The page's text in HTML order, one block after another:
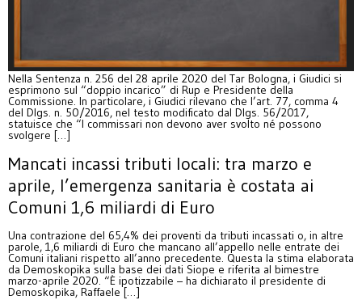
Nella Sentenza n. 256 del 28 aprile 2020 del Tar Bologna, i Giudici si
esprimono sul “doppio incarico” di Rup e Presidente della
Commissione. In particolare, i Giudici rilevano che l’art. 77, comma 4
del Dlgs. n. 50/2016, nel testo modificato dal Dlgs. 56/2017,
statuisce che “I commissari non devono aver svolto né possono
svolgere […]
Mancati incassi tributi locali: tra marzo e
aprile, l’emergenza sanitaria è costata ai
Comuni 1,6 miliardi di Euro
Una contrazione del 65,4% dei proventi da tributi incassati o, in altre
parole, 1,6 miliardi di Euro che mancano all’appello nelle entrate dei
Comuni italiani rispetto all’anno precedente. Questa la stima elaborata
da Demoskopika sulla base dei dati Siope e riferita al bimestre
marzo-aprile 2020. “È ipotizzabile – ha dichiarato il presidente di
Demoskopika, Raffaele […]